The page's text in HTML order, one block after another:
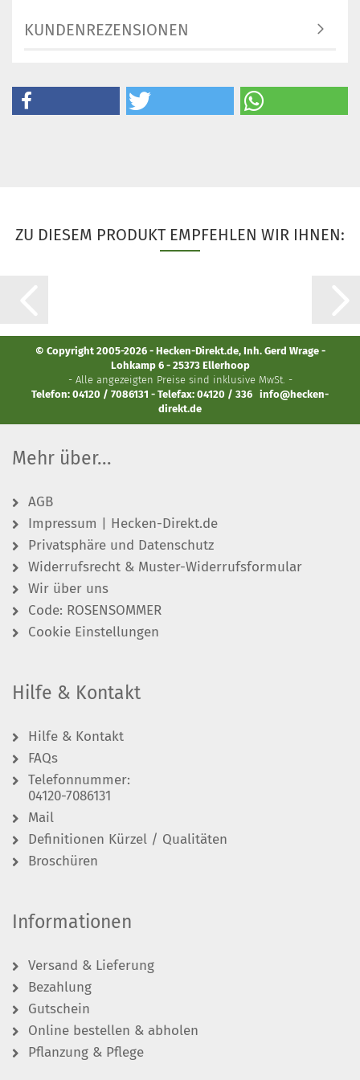
KUNDENREZENSIONEN
ZU DIESEM PRODUKT EMPFEHLEN WIR IHNEN:
© Copyright 2005-2026 - Hecken-Direkt.de, Inh. Gerd Wrage -
Lohkamp 6 - 25373 Ellerhoop
- Alle angezeigten Preise sind inklusive MwSt. -
Telefon: 04120 / 7086131 - Telefax: 04120 / 336 info@hecken-
direkt.de
Mehr über...
AGB
Impressum | Hecken-Direkt.de
Privatsphäre und Datenschutz
Widerrufsrecht & Muster-Widerrufsformular
Wir über uns
Code: ROSENSOMMER
Cookie Einstellungen
Hilfe & Kontakt
Hilfe & Kontakt
FAQs
Telefonnummer:
04120-7086131
Mail
Definitionen Kürzel / Qualitäten
Broschüren
Informationen
Versand & Lieferung
Bezahlung
Gutschein
Online bestellen & abholen
Pflanzung & Pflege